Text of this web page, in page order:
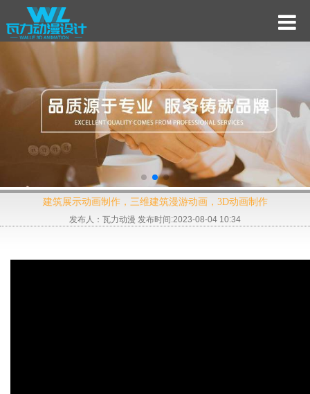
建筑展示动画制作，三维建筑漫游动画，3D动画制作
发布人：瓦力动漫 发布时间:2023-08-04 10:34